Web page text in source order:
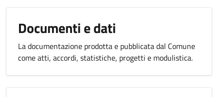
Documenti e dati
La documentazione prodotta e pubblicata dal Comune
come atti, accordi, statistiche, progetti e modulistica.